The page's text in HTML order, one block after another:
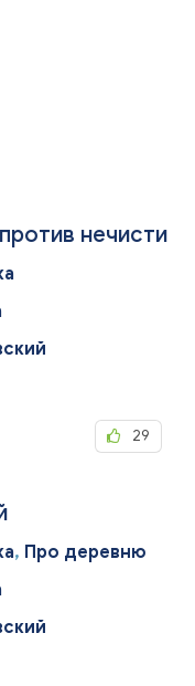
нечисти
29
, Про деревню